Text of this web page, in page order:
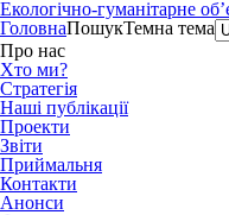
Екологічно-гуманітарне
ГоловнаПошукТемна тема
Про нас
Хто ми?
Стратегія
Наші публікації
Проекти
Звіти
Приймальня
Контакти
Анонси